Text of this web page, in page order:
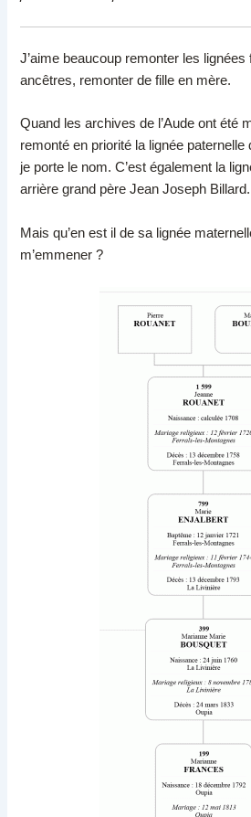
J’aime beaucoup remonter les
ancêtres, remonter de fille en mère.
Quand les archives de l’Aude ont été
remonté en priorité la lignée
je porte le nom. C’est également la
arrière grand père Jean Joseph Billard.
Mais qu’en est il de sa lignée
m’emmener ?